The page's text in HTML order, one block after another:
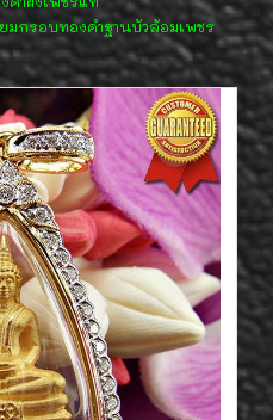
มกรอบทองคำฐานบัวล้อมเพชร